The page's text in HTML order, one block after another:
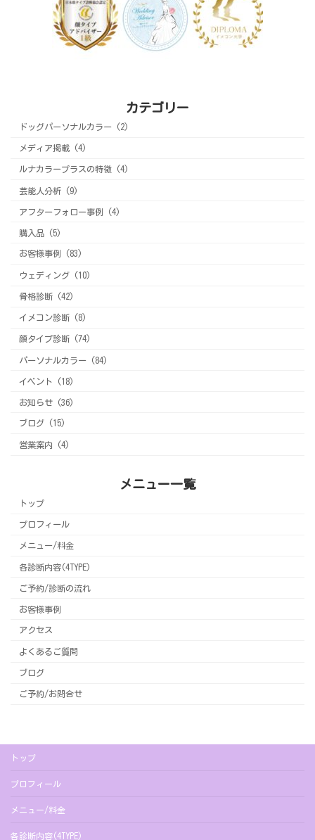
カテゴリー
ドッグパーソナルカラー (2)
メディア掲載 (4)
ルナカラープラスの特徴 (4)
芸能人分析 (9)
アフターフォロー事例 (4)
購入品 (5)
お客様事例 (83)
ウェディング (10)
骨格診断 (42)
イメコン診断 (8)
顔タイプ診断 (74)
パーソナルカラー (84)
イベント (18)
お知らせ (36)
ブログ (15)
営業案内 (4)
メニュー一覧
トップ
プロフィール
メニュー/料金
各診断内容(4TYPE)
ご予約/診断の流れ
お客様事例
アクセス
よくあるご質問
ブログ
ご予約/お問合せ
トップ
プロフィール
メニュー/料金
各診断内容(4TYPE)